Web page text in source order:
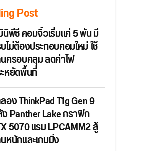
Post
พีซี คอมจิ๋วเริ่มแค่ 5 พัน มี
ไม่ต้องประกอบคอมใหม่ ใช้
ครอบคลุม ลดค่าไฟ
หยัดพื้นที่
อง ThinkPad T1g Gen 9
Panther Lake กราฟิก
5070 แรม LPCAMM2 สู้
หนักและเกมมิ่ง